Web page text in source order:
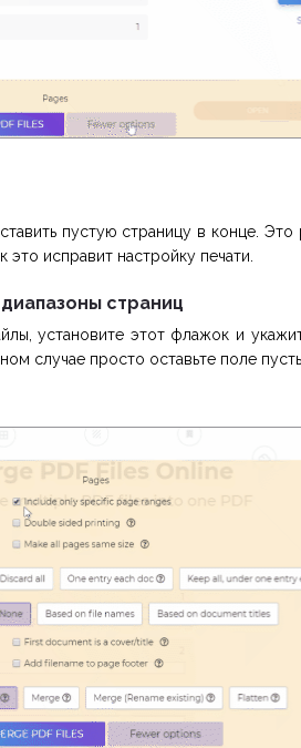
пустую страницу в конце.
это исправит настройку печати.
страниц
установите этот флажок и
случае просто оставьте поле